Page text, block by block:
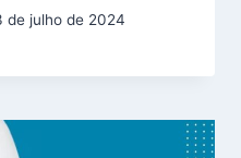
de julho de 2024